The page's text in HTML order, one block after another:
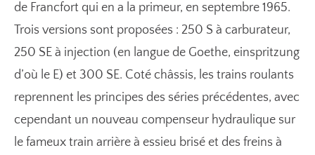
de Francfort qui en a la primeur, en septembre 1965.
Trois versions sont proposées : 250 S à carburateur,
250 SE à injection (en langue de Goethe, einspritzung
d’où le E) et 300 SE. Coté châssis, les trains roulants
reprennent les principes des séries précédentes, avec
cependant un nouveau compenseur hydraulique sur
le fameux train arrière à essieu brisé et des freins à